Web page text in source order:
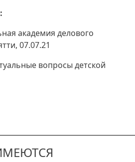
академия делового
07.07.21
вопросы детской